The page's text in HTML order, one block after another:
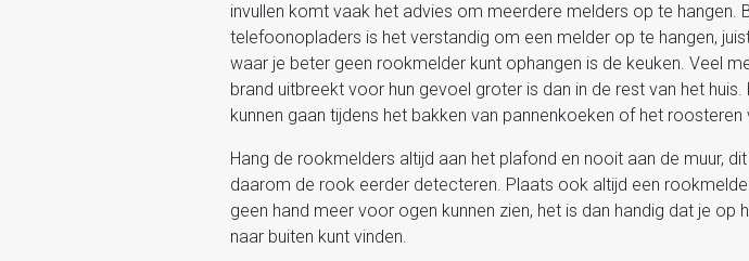
invullen komt vaak het advies om meerdere melders op te hangen.
telefoonopladers is het verstandig om een melder op te hangen,
waar je beter geen rookmelder kunt ophangen is de keuken. Veel
brand uitbreekt voor hun gevoel groter is dan in de rest van het
kunnen gaan tijdens het bakken van pannenkoeken of het roosteren
Hang de rookmelders altijd aan het plafond en nooit aan de muur,
daarom de rook eerder detecteren. Plaats ook altijd een
geen hand meer voor ogen kunnen zien, het is dan handig dat je
naar buiten kunt vinden.